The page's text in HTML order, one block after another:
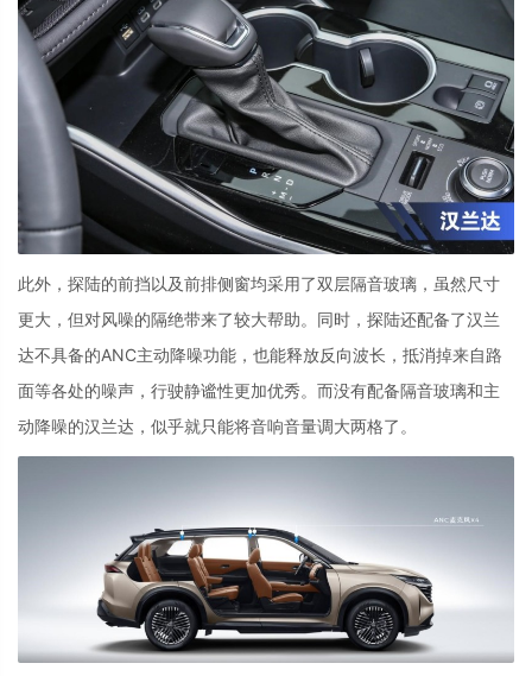
此外，探陆的前挡以及前排侧窗均采用了双层隔音玻璃，虽然尺寸
更大，但对风噪的隔绝带来了较大帮助。同时，探陆还配备了汉兰
达不具备的ANC主动降噪功能，也能释放反向波长，抵消掉来自路
面等各处的噪声，行驶静谧性更加优秀。而没有配备隔音玻璃和主
动降噪的汉兰达，似乎就只能将音响音量调大两格了。